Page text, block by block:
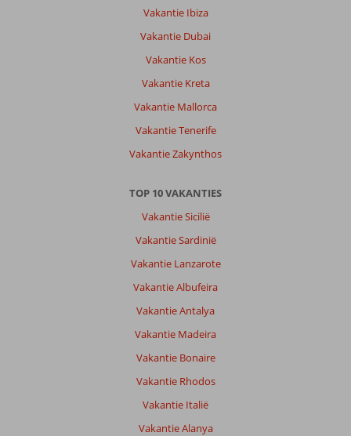
Vakantie Ibiza
Vakantie Dubai
Vakantie Kos
Vakantie Kreta
Vakantie Mallorca
Vakantie Tenerife
Vakantie Zakynthos
TOP 10 VAKANTIES
Vakantie Sicilië
Vakantie Sardinië
Vakantie Lanzarote
Vakantie Albufeira
Vakantie Antalya
Vakantie Madeira
Vakantie Bonaire
Vakantie Rhodos
Vakantie Italië
Vakantie Alanya